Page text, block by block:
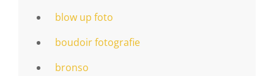
blow up foto
boudoir fotografie
bronso